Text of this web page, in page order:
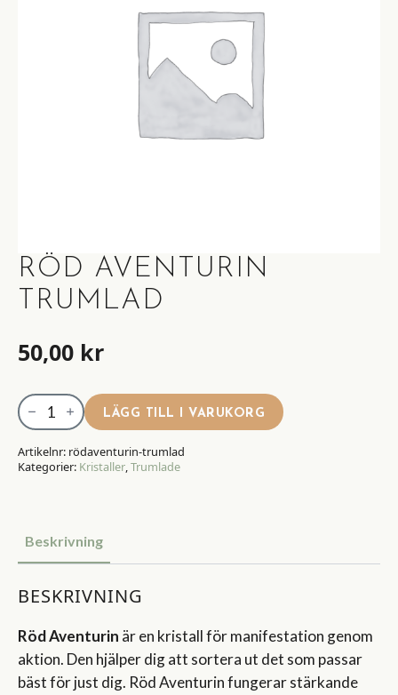
RÖD AVENTURIN
TRUMLAD
50,00 kr
Röd
Aventurin
Trumlad
mängd
LÄGG TILL I VARUKORG
Artikelnr: rödaventurin-trumlad
Kategorier: Kristaller,Trumlade
Beskrivning
BESKRIVNING
Röd Aventurin är en kristall för manifestation genom
aktion. Den hjälper dig att sortera ut det som passar
bäst för just dig. Röd Aventurin fungerar stärkande